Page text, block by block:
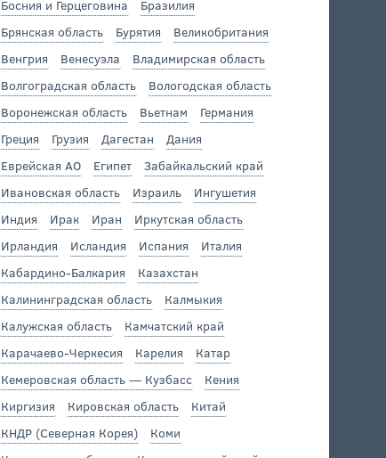
Босния и Герцеговина
Бразилия
Брянская область
Бурятия
Великобритания
Венгрия
Венесуэла
Владимирская область
Волгоградская область
Вологодская область
Воронежская область
Вьетнам
Германия
Греция
Грузия Дагестан
Дания
Еврейская АО
Египет
Забайкальский край
Ивановская область
Израиль
Ингушетия
Индия
Ирак Иран
Иркутская область
Ирландия
Исландия Испания
Италия
Кабардино-Балкария
Казахстан
Калининградская область
Калмыкия
Калужская область
Камчатский край
Карачаево-Черкесия
Карелия
Катар
Кемеровская область — Кузбасс
Кения
Киргизия
Кировская область
Китай
КНДР (Северная Корея)
Коми